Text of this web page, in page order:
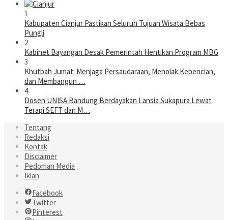
1
Kabupaten Cianjur Pastikan Seluruh Tujuan Wisata Bebas
Pungli
2
Kabinet Bayangan Desak Pemerintah Hentikan Program MBG
3
Khutbah Jumat: Menjaga Persaudaraan, Menolak Kebencian,
dan Membangun …
4
Dosen UNISA Bandung Berdayakan Lansia Sukapura Lewat
Terapi SEFT dan M…
Tentang
Redaksi
Kontak
Disclaimer
Pedoman Media
Iklan
Facebook
Twitter
Pinterest